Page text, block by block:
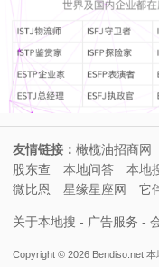
友情链接： 橄榄油招商网
股东查
本地问答 本地
微比恩
星缘星座网 它
关于本地搜 - 广告服务 -
Copyright © 2026 Bendiso.net 本